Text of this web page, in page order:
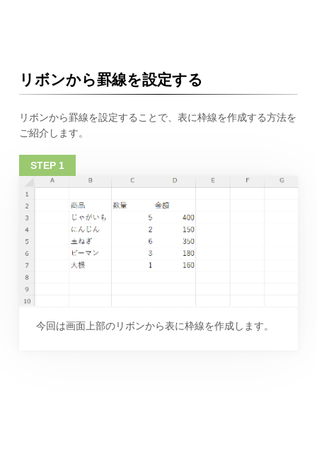
リボンから罫線を設定する
リボンから罫線を設定することで、表に枠線を作成する方法を
ご紹介します。
今回は画面上部のリボンから表に枠線を作成します。